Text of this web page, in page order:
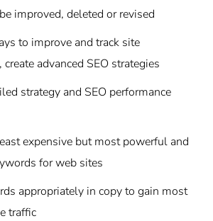
improved, deleted or revised
to improve and track site
create advanced SEO strategies
strategy and SEO performance
expensive but most powerful and
for web sites
appropriately in copy to gain most
traffic